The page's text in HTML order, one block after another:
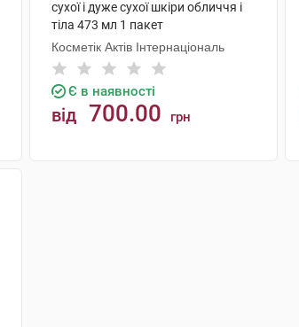
сухої і дуже сухої шкіри обличчя і
тіла 473 мл 1 пакет
Косметік Актів Інтернаціональ
Є в наявності
від 700.00 грн